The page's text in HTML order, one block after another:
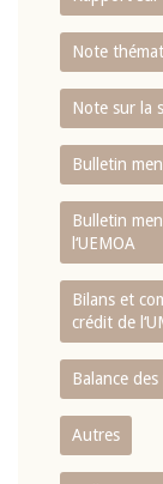
Note
Note sur la
Bulletin
Bulletin
l‘UEMOA
Bilans et
crédit de
Balance
Autres